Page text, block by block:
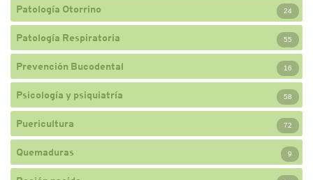
Patología Otorrino 24
Patología Respiratoria 55
Prevención Bucodental 16
Psicología y psiquiatría 58
Puericultura 72
Quemaduras 9